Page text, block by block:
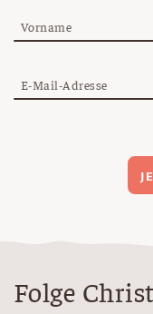
Vorname
E-Mail-Adresse
Folge